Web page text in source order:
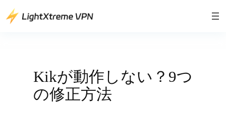
容
Kikが動作しない？9つ
の修正方法